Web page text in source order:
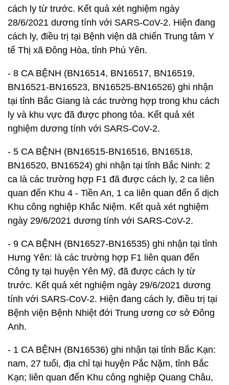
cách ly từ trước. Kết quả xét nghiệm ngày
28/6/2021 dương tính với SARS-CoV-2. Hiện đang
cách ly, điều trị tại Bệnh viện dã chiến Trung tâm Y
tế Thị xã Đông Hòa, tỉnh Phú Yên.
- 8 CA BỆNH (BN16514, BN16517, BN16519,
BN16521-BN16523, BN16525-BN16526) ghi nhận
tại tỉnh Bắc Giang là các trường hợp trong khu cách
ly và khu vực đã được phong tỏa. Kết quả xét
nghiệm dương tính với SARS-CoV-2.
- 5 CA BỆNH (BN16515-BN16516, BN16518,
BN16520, BN16524) ghi nhận tại tỉnh Bắc Ninh: 2
ca là các trường hợp F1 đã được cách ly, 2 ca liên
quan đến Khu 4 - Tiền An, 1 ca liên quan đến ổ dịch
Khu công nghiệp Khắc Niệm. Kết quả xét nghiệm
ngày 29/6/2021 dương tính với SARS-CoV-2.
- 9 CA BỆNH (BN16527-BN16535) ghi nhận tại tỉnh
Hưng Yên: là các trường hợp F1 liên quan đến
Công ty tại huyện Yên Mỹ, đã được cách ly từ
trước. Kết quả xét nghiệm ngày 29/6/2021 dương
tính với SARS-CoV-2. Hiện đang cách ly, điều trị tại
Bệnh viện Bệnh Nhiệt đới Trung ương cơ sở Đông
Anh.
- 1 CA BỆNH (BN16536) ghi nhận tại tỉnh Bắc Kạn:
nam, 27 tuổi, địa chỉ tại huyện Pắc Nặm, tỉnh Bắc
Kạn; liên quan đến Khu công nghiệp Quang Châu,